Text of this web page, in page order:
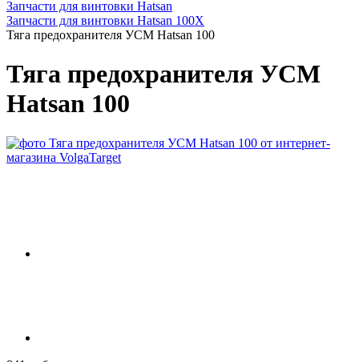
Запчасти для винтовки Hatsan
Запчасти для винтовки Hatsan 100X
Тяга предохранителя УСМ Hatsan 100
Тяга предохранителя УСМ
Hatsan 100